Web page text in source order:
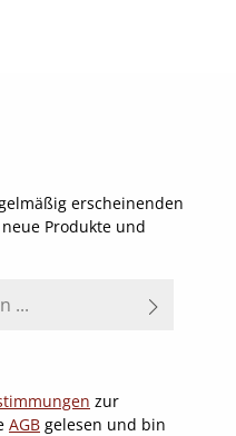
erscheinenden
Produkte und
zur
AGB gelesen und bin